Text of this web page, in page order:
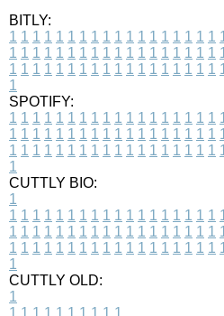
BITLY:
1 1 1 1 1 1 1 1 1 1 1 1 1 1 1 1 1 1
1 1 1 1 1 1 1 1 1 1 1 1 1 1 1 1 1 1
1 1 1 1 1 1 1 1 1 1 1 1 1 1 1 1 1 1
1
SPOTIFY:
1 1 1 1 1 1 1 1 1 1 1 1 1 1 1 1 1 1
1 1 1 1 1 1 1 1 1 1 1 1 1 1 1 1 1 1
1 1 1 1 1 1 1 1 1 1 1 1 1 1 1 1 1 1
1
CUTTLY BIO:
1
1 1 1 1 1 1 1 1 1 1 1 1 1 1 1 1 1 1
1 1 1 1 1 1 1 1 1 1 1 1 1 1 1 1 1 1
1 1 1 1 1 1 1 1 1 1 1 1 1 1 1 1 1 1
1
CUTTLY OLD:
1
1 1 1 1 1 1 1 1 1 1